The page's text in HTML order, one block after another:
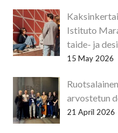
Istituto
taide- ja
15 May 2026
arvostetun
21 April 2026